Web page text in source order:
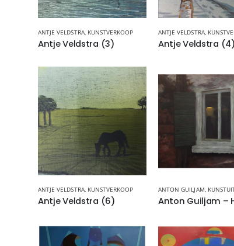
ANTJE VELDSTRA, KUNSTVERKOOP
Antje Veldstra (3)
ANTJE VELDSTRA,
Antje Veldstra (4)
ANTJE VELDSTRA, KUNSTVERKOOP
Antje Veldstra (6)
ANTON GUILJAM